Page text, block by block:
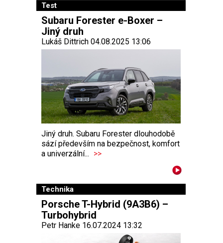
Test
Subaru Forester e-Boxer –
Jiný druh
Lukáš Dittrich 04.08.2025 13:06
Jiný druh. Subaru Forester dlouhodobě
sází především na bezpečnost, komfort
a univerzální... >>
Technika
Porsche T-Hybrid (9A3B6) –
Turbohybrid
Petr Hanke 16.07.2024 13:32